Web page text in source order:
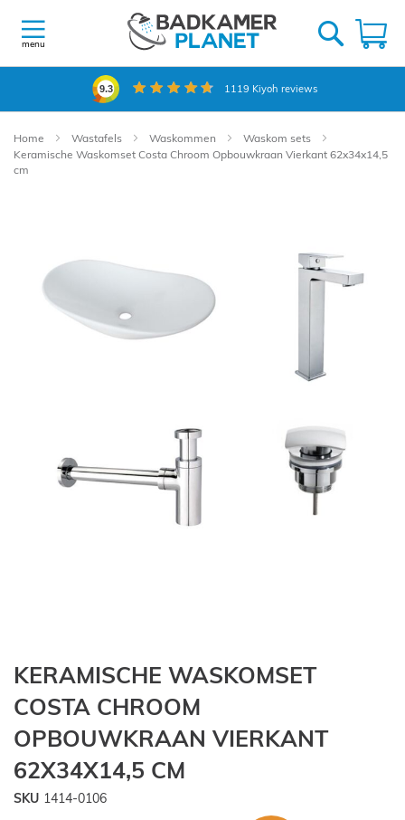
naar
de
menu
9.3 1119 Kiyoh reviews
Home Wastafels Waskommen
Waskom sets
Keramische Waskomset Costa Chroom Opbouwkraan Vierkant 62x34x14,5
cm
afbeeldingen-
Ga
naar
het
begin
van
de
afbeeldingen-
KERAMISCHE WASKOMSET
COSTA CHROOM
OPBOUWKRAAN VIERKANT
62X34X14,5 CM
SKU 1414-0106